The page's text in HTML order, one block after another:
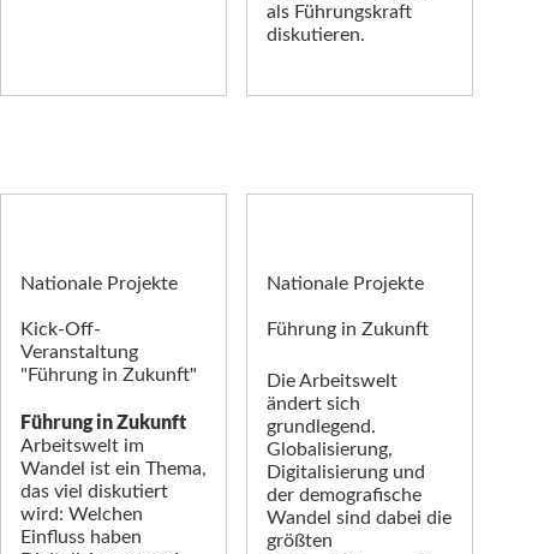
als Führungskraft
diskutieren.
Nationale Projekte
Kick-Off-
Veranstaltung
"Führung in Zukunft"
Führung in Zukunft
Arbeitswelt im
Wandel ist ein Thema,
das viel diskutiert
wird: Welchen
Einfluss haben
Nationale Projekte
Führung in Zukunft
Die Arbeitswelt
ändert sich
grundlegend.
Globalisierung,
Digitalisierung und
der demografische
Wandel sind dabei die
größten